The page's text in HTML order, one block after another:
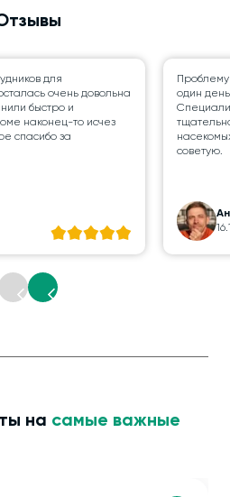
для
очень довольна
быстро и
наконец-то исчез
спасибо за
один
советую.
на самые важные